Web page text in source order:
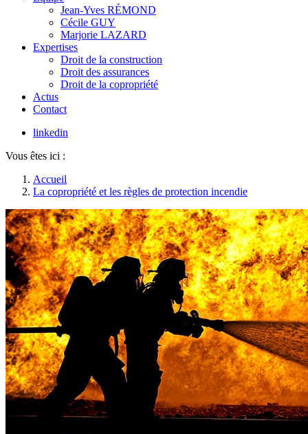
Jean-Yves RÉMOND
Cécile GUY
Marjorie LAZARD
Expertises
Droit de la construction
Droit des assurances
Droit de la copropriété
Actus
Contact
linkedin
Vous êtes ici :
Accueil
La copropriété et les règles de protection incendie